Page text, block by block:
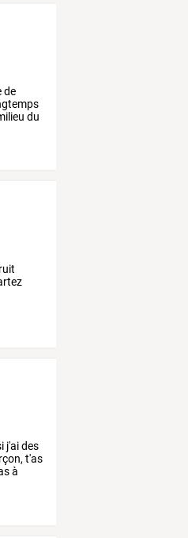
de
du
j'aides
t'as
à